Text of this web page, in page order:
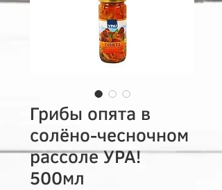
Грибы опята в
солёно-чесночном
рассоле УРА!
500мл